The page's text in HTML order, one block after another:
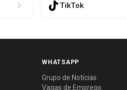
TikTok
WHATSAPP
Grupo de Notícias
Vagas de Emprego